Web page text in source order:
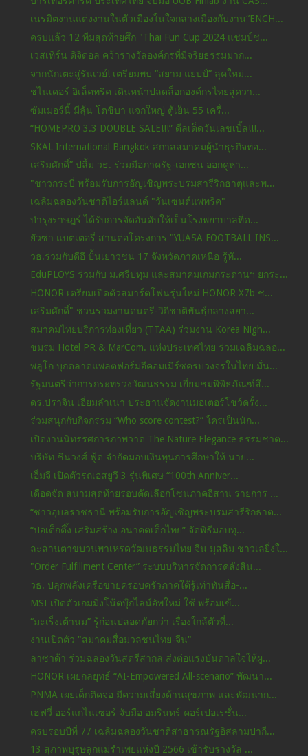
เนรมิตงานแต่งงานในตัวเมืองในใจกลางเมืองกับงาน“ENCH...
ครบแล้ว 12 ทีมสุดท้ายศึก "Thai Fun Cup 2024 แชมป์ช...
เวสเทิร์น ดิจิตอล คว้ารางวัลองค์กรที่มีจริยธรรมมาก...
จากนักเตะสู่รันเวย์! เตรียมพบ “สยาม แยปป์” ลุคใหม่...
ชไนเดอร์ อิเล็คทริค เดินหน้าปลดล็อกองค์กรไทยสู่ควา...
ซัมเมอร์นี้ มีลุ้น โตชิบา แจกใหญ่ ตู้เย็น 55 เครื่...
“HOMEPRO 3.3 DOUBLE SALE!!!” ดีลเด็ดวันเลขเบิ้ล!!!...
SKAL International Bangkok สกาลสมาคมผู้นำธุรกิจท่อ...
เสริมศักดิ์” ปลื้ม วธ. ร่วมมือภาครัฐ-เอกชน ออกคูหา...
"ชาวกระบี่ พร้อมรับการอัญเชิญพระบรมสารีริกธาตุและพ...
เฉลิมฉลองวันชาติไอร์แลนด์ "วันเซนต์แพทริค"
บำรุงราษฎร์ ได้รับการจัดอันดับให้เป็นโรงพยาบาลที่ด...
ยัวซ่า แบตเตอรี่ สานต่อโครงการ "YUASA FOOTBALL INS...
วธ.ร่วมกับดีอี ปั้นเยาวชน 17 จังหวัดภาคเหนือ รู้ทั...
EduPLOYS ร่วมกับ ม.ศรีปทุม และสมาคมเกมกระดานฯ ยกระ...
HONOR เตรียมเปิดตัวสมาร์ตโฟนรุ่นใหม่ HONOR X7b ช...
เสริมศักดิ์" ชวนร่วมงานดนตรี-วิถีชาติพันธุ์กลางสยา...
สมาคมไทยบริการท่องเที่ยว (TTAA) ร่วมงาน Korea Nigh...
ชมรม Hotel PR & MarCom. แห่งประเทศไทย ร่วมเฉลิมฉลอ...
พลูโก บุกตลาดแพลตฟอร์มอีคอมเมิร์ซครบวงจรในไทย มั่น...
รัฐมนตรีว่าการกระทรวงวัฒนธรรม เยี่ยมชมพิพิธภัณฑ์สึ...
ดร.ปราจิน เอี่ยมลำเนา ประธานจัดงานมอเตอร์โชว์ครั้ง...
ร่วมสนุกกับกิจกรรม “Who score contest?” ใครเป็นนัก...
เปิดงานนิทรรศการภาพวาด The Nature Elegance ธรรมชาต...
บริษัท ชินวงศ์ ฟู้ด จำกัดมอบเงินทุนการศึกษาให้ นาย...
เอ็มจี เปิดตัวรถเอสยูวี 3 รุ่นพิเศษ “100th Anniver...
เดือดจัด สนามสุดท้ายรอบคัดเลือกโซนภาคอีสาน รายการ ...
“ชาวอุบลราชธานี พร้อมรับการอัญเชิญพระบรมสารีริกธาต...
“ป่อเต็กตึ๊ง เสริมสร้าง อนาคตเด็กไทย” จัดพิธีมอบทุ...
ละลานตาขบวนพาเหรดวัฒนธรรมไทย จีน มุสลิม ชาวเลยิ่งใ...
"Order Fulfillment Center” ระบบบริหารจัดการคลังสิน...
วธ. ปลุกพลังเครือข่ายครอบครัวภาคใต้รู้เท่าทันสื่อ-...
MSI เปิดตัวเกมมิ่งโน้ตบุ๊กไลน์อัพใหม่ ใช้ พร้อมเข้...
“มะเร็งเต้านม” รู้ก่อนปลอดภัยกว่า เรื่องใกล้ตัวที่...
งานเปิดตัว "สมาคมสื่อมวลชนไทย-จีน"
ลาซาด้า ร่วมฉลองวันสตรีสากล ส่งต่อแรงบันดาลใจให้ผู...
HONOR เผยกลยุทธ์ “AI-Empowered All-scenario” พัฒนา...
PNMA เผยเด็กติดจอ มีความเสี่ยงด้านสุขภาพ และพัฒนาก...
เฮฟวี่ ออร์แกไนเซอร์ จับมือ อมรินทร์ คอร์เปอเรชั่น...
ครบรอบปีที่ 77 เฉลิมฉลองวันชาติสาธารณรัฐอิสลามปากี...
13 สุภาพบุรุษลูกแม่รำเพยแห่งปี 2566 เข้ารับรางวัล ...